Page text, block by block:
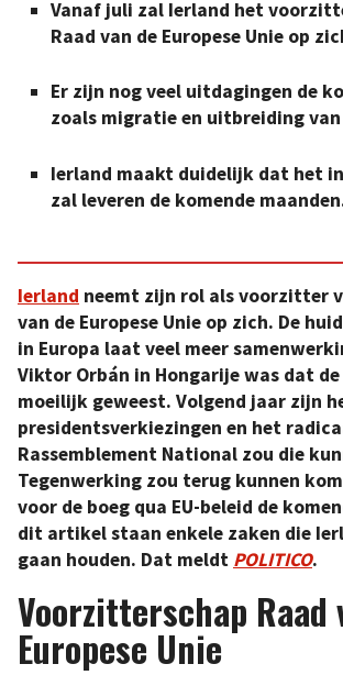
Vanaf juli zal Ierland het
Raad van de Europese Unie op
Er zijn nog veel uitdagingen de
zoals migratie en uitbreiding van
Ierland maakt duidelijk dat het
zal leveren de komende
Ierland neemt zijn rol als voorzitter
van de Europese Unie op zich. De
in Europa laat veel meer
Viktor Orbán in Hongarije was dat
moeilijk geweest. Volgend jaar zijn
presidentsverkiezingen en het
Rassemblement National zou die
Tegenwerking zou terug kunnen
voor de boeg qua EU-beleid de
dit artikel staan enkele zaken die
gaan houden. Dat meldt POLITICO.
Voorzitterschap Raad
Europese Unie